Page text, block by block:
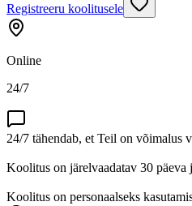
Registreeru koolitusele
Online
24/7
24/7 tähendab, et Teil on võimalus
Koolitus on järelvaadatav 30 päeva
Koolitus on personaalseks